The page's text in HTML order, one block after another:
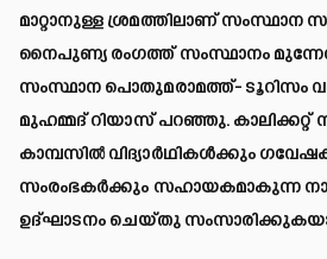
മാറ്റാനുള്ള ശ്രമത്തിലാണ് സംസ്ഥാന
നൈപുണ്യ രംഗത്ത് സംസ്ഥാനം
സംസ്ഥാന പൊതുമരാമത്ത്- ടൂറിസം
മുഹമ്മദ് റിയാസ് പറഞ്ഞു. കാലിക്കറ്റ്
കാമ്പസിൽ വിദ്യാർഥികൾക്കും
സംരംഭകർക്കും സഹായകമാകുന്ന നാല്
ഉദ്ഘാടനം ചെയ്തു